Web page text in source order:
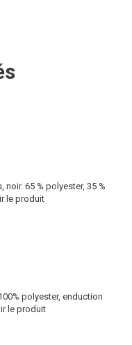
65 % polyester, 35 %
le produit
polyester, enduction
le produit